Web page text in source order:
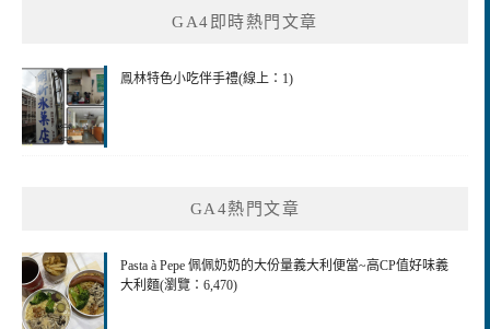
GA4即時熱門文章
鳯林特色小吃伴手禮(線上：1)
GA4熱門文章
Pasta à Pepe 佩佩奶奶的大份量義大利便當~高CP值好味義
大利麵(瀏覽：6,470)